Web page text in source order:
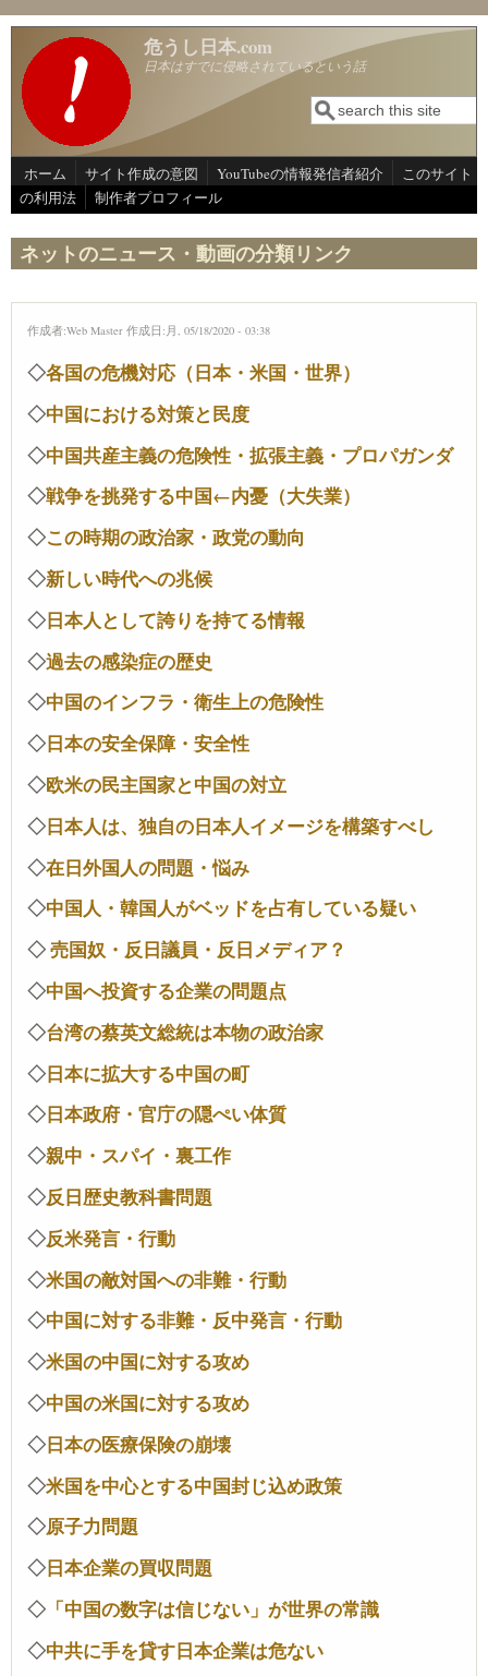
メインコンテンツに移動
危うし日本.com
日本はすでに侵略されているという話
検索フォーム
検索
ホーム サイト作成の意図 YouTubeの情報発信者紹介
このサイト
の利用法
制作者プロフィール
ネットのニュース・動画の分類リンク
作成者:Web Master 作成日:月, 05/18/2020 - 03:38
◇各国の危機対応（日本・米国・世界）
◇中国における対策と民度
◇中国共産主義の危険性・拡張主義・プロパガンダ
◇戦争を挑発する中国←内憂（大失業）
◇この時期の政治家・政党の動向
◇新しい時代への兆候
◇日本人として誇りを持てる情報
◇過去の感染症の歴史
◇中国のインフラ・衛生上の危険性
◇日本の安全保障・安全性
◇欧米の民主国家と中国の対立
◇日本人は、独自の日本人イメージを構築すべし
◇在日外国人の問題・悩み
◇中国人・韓国人がベッドを占有している疑い
◇売国奴・反日議員・反日メディア？
◇中国へ投資する企業の問題点
◇台湾の蔡英文総統は本物の政治家
◇日本に拡大する中国の町
◇日本政府・官庁の隠ぺい体質
◇親中・スパイ・裏工作
◇反日歴史教科書問題
◇反米発言・行動
◇米国の敵対国への非難・行動
◇中国に対する非難・反中発言・行動
◇米国の中国に対する攻め
◇中国の米国に対する攻め
◇日本の医療保険の崩壊
◇米国を中心とする中国封じ込め政策
◇原子力問題
◇日本企業の買収問題
◇ 「中国の数字は信じない」が世界の常識
◇中共に手を貸す日本企業は危ない